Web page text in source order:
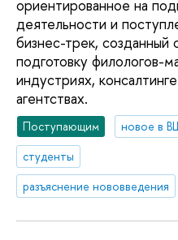
ориентированное на
деятельности и
бизнес-трек, созданный
подготовку филологов-
индустриях,
агентствах.
Поступающим
новое в
студенты
разъяснение нововведения